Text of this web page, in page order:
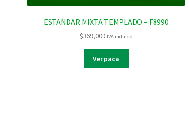
ESTANDAR MIXTA TEMPLADO – F8990
$369,000 IVA incluido
Ver paca